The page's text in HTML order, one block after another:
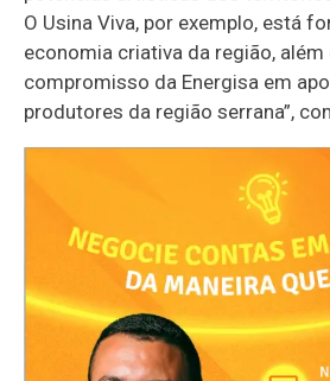
O Usina Viva, por exemplo, está
economia criativa da região,
compromisso da Energisa em
produtores da região serrana”,